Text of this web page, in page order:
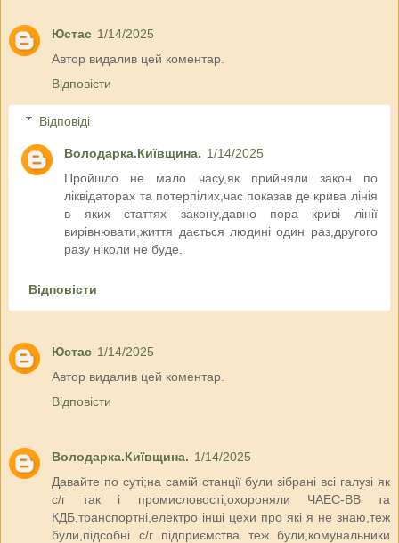
Юстас 1/14/2025
Автор видалив цей коментар.
Відповісти
Відповіді
Володарка.Київщина. 1/14/2025
Пройшло не мало часу,як прийняли закон по
ліквідаторах та потерпілих,час показав де крива лінія
в яких статтях закону,давно пора криві лінії
вирівнювати,життя дається людині один раз,другого
разу ніколи не буде.
Відповісти
Юстас 1/14/2025
Автор видалив цей коментар.
Відповісти
Володарка.Київщина. 1/14/2025
Давайте по суті;на самій станції були зібрані всі галузі як
с/г так і промисловості,охороняли ЧАЕС-ВВ та
КДБ,транспортні,електро інші цехи про які я не знаю,теж
були,підсобні с/г підприємства теж були,комунальники